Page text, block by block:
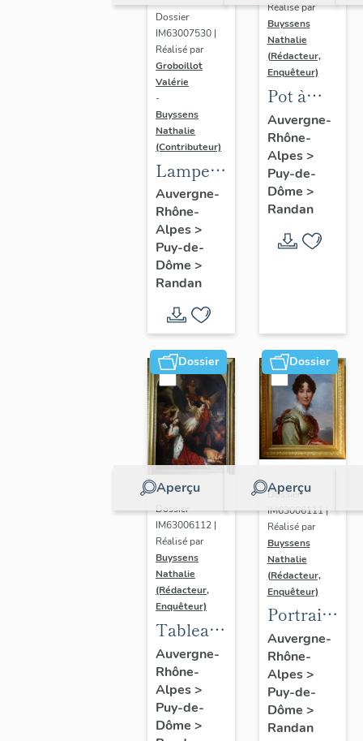
Dossier
IM63007530 |
Réalisé par
Groboillot
Valérie
-
Buyssens
Nathalie
(Contributeur)
Lampe à
pétrole
n° 1
Auvergne-
Rhône-
Alpes>
Puy-de-
Dôme >
Randan
Réalisé par
Buyssens
Nathalie
(Rédacteur,
Enquêteur)
Pot à
crème n°
3
Auvergne-
Rhône-
Alpes>
Puy-de-
Dôme >
Randan
Dossier
Aperçu
Dossier
IM63006112 |
Réalisé par
Buyssens
Nathalie
(Rédacteur,
Enquêteur)
Tableau
d'Eugène
Romain
Van
Maldeghem
Auvergne-
Rhône-
Alpes>
Puy-de-
Dôme >
Dossier
Aperçu
Dossier
IM63006111 |
Réalisé par
Buyssens
Nathalie
(Rédacteur,
Enquêteur)
Portrait
d'Adélaïde
d'Orléans,
d'après
François
Gérard
Auvergne-
Rhône-
Alpes>
Puy-de-
Dôme >
Randan